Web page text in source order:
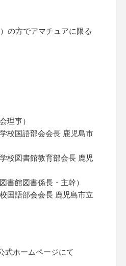
の方でアマチュアに限る
理事）
校国語部会会長 鹿児島市
校図書館教育部会長 鹿児
書館図書係長・主幹）
国語部会会長 鹿児島市立
式ホームページにて